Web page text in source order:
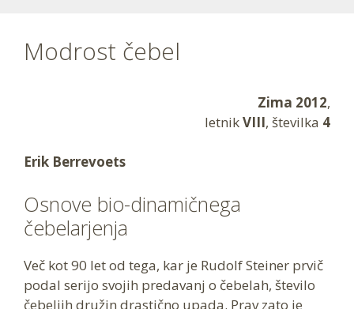
Modrost čebel
Zima 2012,
letnikVIII, številka 4
Erik Berrevoets
Osnove bio-dinamičnega
čebelarjenja
Več kot 90 let od tega, kar je Rudolf Steiner prvič
podal serijo svojih predavanj o čebelah, število
čebeljih družin drastično upada. Prav zato je